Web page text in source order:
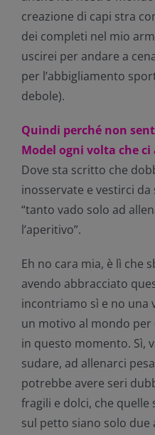
creazione di capi stra
dei completi nel mio
uscirei per andare a
per l’abbigliamento
debole).
Quindi perché non
Model ogni volta che
Dove sta scritto che
inosservate e vestirci
“tanto vado solo ad
l’aperitivo”.
Eh no cara mia, è lì che
avendo abbracciato
incontriamo sì e no una
un motivo al mondo
in questo momento. Sì,
sudare, ad allenarci
potrebbe avere seri
fragili e dolci, che
sul petto siano solo